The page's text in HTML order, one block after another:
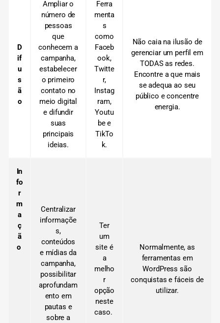
D
if
u
s
ã
o
Ampliar o
número de
pessoas
que
conhecem a
campanha,
estabelecer
o primeiro
contato no
meio digital
e difundir
suas
principais
ideias.
Ferra
menta
s
como
Faceb
ook,
Twitte
r,
Instag
ram,
Youtu
be e
TikTo
k.
Não caia na ilusão de
gerenciar um perfil em
TODAS as redes.
Encontre a que mais
se adequa ao seu
público e concentre
energia.
In
fo
r
m
a
ç
ã
o
Centralizar
informaçõe
s,
conteúdos
e mídias da
campanha,
possibilitar
aprofundam
ento em
pautas e
sobre a
Ter
um
site é
a
melho
r
opção
neste
caso.
Normalmente, as
ferramentas em
WordPress são
conquistas e fáceis de
utilizar.